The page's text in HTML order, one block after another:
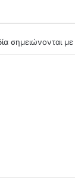
σημειώνονται με